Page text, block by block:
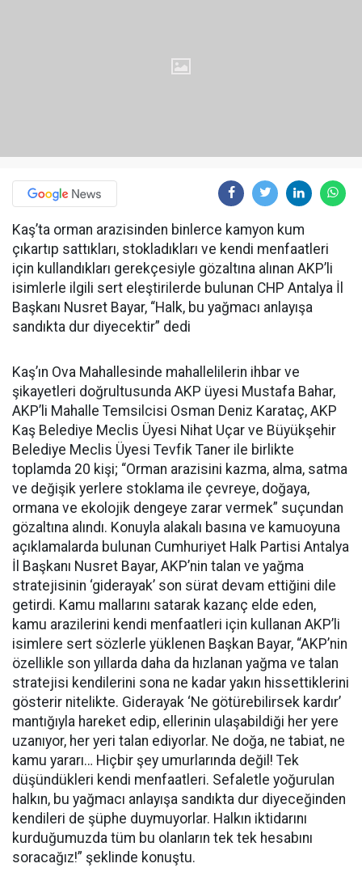
Kaş’ta orman arazisinden binlerce kamyon kum
çıkartıp sattıkları, stokladıkları ve kendi menfaatleri
için kullandıkları gerekçesiyle gözaltına alınan AKP’li
isimlerle ilgili sert eleştirilerde bulunan CHP Antalya İl
Başkanı Nusret Bayar, “Halk, bu yağmacı anlayışa
sandıkta dur diyecektir” dedi
Kaş’ın Ova Mahallesinde mahallelilerin ihbar ve
şikayetleri doğrultusunda AKP üyesi Mustafa Bahar,
AKP’li Mahalle Temsilcisi Osman Deniz Karataç, AKP
Kaş Belediye Meclis Üyesi Nihat Uçar ve Büyükşehir
Belediye Meclis Üyesi Tevfik Taner ile birlikte
toplamda 20 kişi; “Orman arazisini kazma, alma, satma
ve değişik yerlere stoklama ile çevreye, doğaya,
ormana ve ekolojik dengeye zarar vermek” suçundan
gözaltına alındı. Konuyla alakalı basına ve kamuoyuna
açıklamalarda bulunan Cumhuriyet Halk Partisi Antalya
İl Başkanı Nusret Bayar, AKP’nin talan ve yağma
stratejisinin ‘giderayak’ son sürat devam ettiğini dile
getirdi. Kamu mallarını satarak kazanç elde eden,
kamu arazilerini kendi menfaatleri için kullanan AKP’li
isimlere sert sözlerle yüklenen Başkan Bayar, “AKP’nin
özellikle son yıllarda daha da hızlanan yağma ve talan
stratejisi kendilerini sona ne kadar yakın hissettiklerini
gösterir nitelikte. Giderayak ‘Ne götürebilirsek kardır’
mantığıyla hareket edip, ellerinin ulaşabildiği her yere
uzanıyor, her yeri talan ediyorlar. Ne doğa, ne tabiat, ne
kamu yararı… Hiçbir şey umurlarında değil! Tek
düşündükleri kendi menfaatleri. Sefaletle yoğurulan
halkın, bu yağmacı anlayışa sandıkta dur diyeceğinden
kendileri de şüphe duymuyorlar. Halkın iktidarını
kurduğumuzda tüm bu olanların tek tek hesabını
soracağız!” şeklinde konuştu.